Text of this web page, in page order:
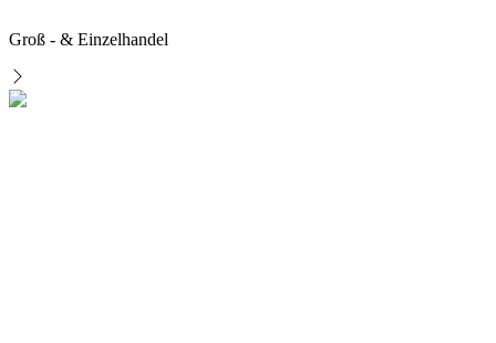
Groß - & Einzelhandel